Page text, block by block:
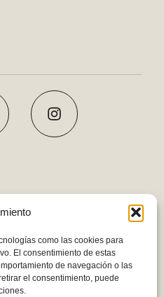
como las cookies para
El consentimiento de estas
de navegación o las
el consentimiento, puede